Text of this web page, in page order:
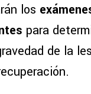
los
para
de la